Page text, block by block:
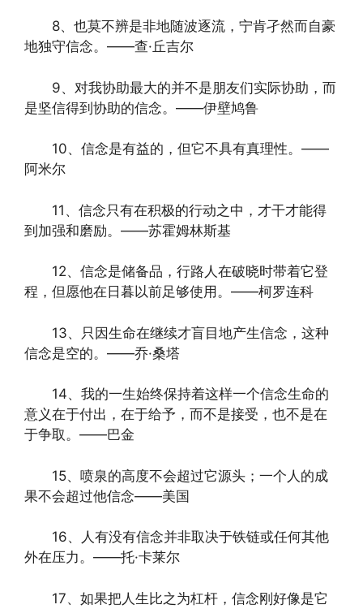
8、也莫不辨是非地随波逐流，宁肯孑然而自豪
地独守信念。——查·丘吉尔
9、对我协助最大的并不是朋友们实际协助，而
是坚信得到协助的信念。——伊壁鸠鲁
10、信念是有益的，但它不具有真理性。——
阿米尔
11、信念只有在积极的行动之中，才干才能得
到加强和磨励。——苏霍姆林斯基
12、信念是储备品，行路人在破晓时带着它登
程，但愿他在日暮以前足够使用。——柯罗连科
13、只因生命在继续才盲目地产生信念，这种
信念是空的。——乔·桑塔
14、我的一生始终保持着这样一个信念生命的
意义在于付出，在于给予，而不是接受，也不是在
于争取。——巴金
15、喷泉的高度不会超过它源头；一个人的成
果不会超过他信念——美国
16、人有没有信念并非取决于铁链或任何其他
外在压力。——托·卡莱尔
17、如果把人生比之为杠杆，信念刚好像是它